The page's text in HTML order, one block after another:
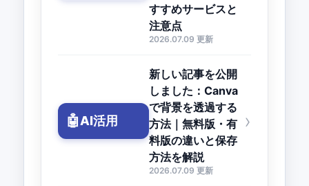
すすめサービスと
注意点
2026.07.09 更新
🤖AI活用
新しい記事を公開
しました：Canva
で背景を透過する
方法｜無料版・有
料版の違いと保存
方法を解説
2026.07.09 更新
›